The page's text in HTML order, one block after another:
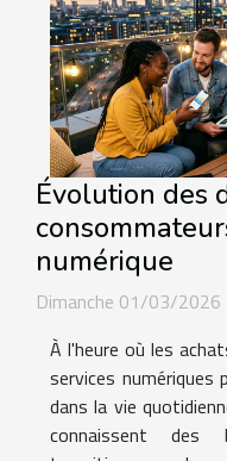
Évolution des
numérique
Dimanche 01/03/2026
À l'heure où les
services numériques
dans la vie
connaissent des